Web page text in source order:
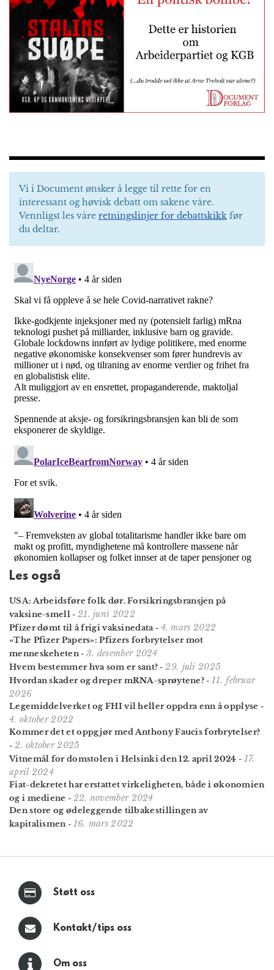
Vi i Document ønsker å legge til rette for en
interessant og høvisk debatt om sakene våre.
Vennligst les våre retningslinjer for debattskikk før
du deltar.
Les også
USA: Arbeidsføre folk dør. Forsikrings­bransjen på
vaksine-smell - 21. juni 2022
Pfizer dømt til å frigi vaksinedata - 4. mars 2022
«The Pfizer Papers»: Pfizers forbrytelser mot
menneskeheten- 3. desember 2024
Hvem bestemmer hva som er sant? - 29. juli 2025
Hvordan skader og dreper mRNA-sprøytene? - 11. februar
2026
Legemiddelverket og FHI vil heller oppdra enn å opplyse -
4. oktober 2022
Kommer det et oppgjør med Anthony Faucis forbrytelser?
- 2. oktober 2025
Vitnemål for domstolen i Helsinki den 12. april 2024 - 17.
april 2024
Fiat-dekretet har erstattet virkeligheten, både i økonomien
og i mediene - 22. november 2024
Den store og ødeleggende tilbakestillingen av
kapitalismen - 16. mars 2022
Støtt oss
Kontakt/tips oss
Om oss